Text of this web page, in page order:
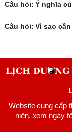
Câu hỏi: Vì sao
Website cung cấp
niên, xem ngày